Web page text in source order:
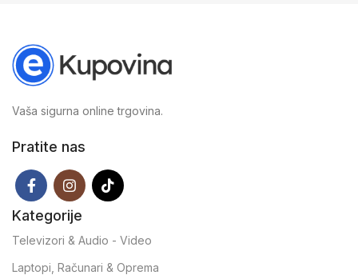
Vaša sigurna online trgovina.
Pratite nas
Kategorije
Televizori & Audio - Video
Laptopi, Računari & Oprema